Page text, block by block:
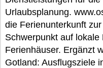
Urlaubsplanung.
die Ferienunterkunft
Schwerpunkt auf
Ferienhäuser. Ergänzt
Gotland: Ausflugsziele